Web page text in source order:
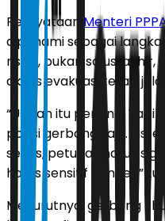
Pernyataan Menteri
dipahami sebagai
risiko, bukan solusi
akses evakuasi tetap
“Usulan itu penting.
posisi gerbong saja.
serius, petugas harus
harus sensitif gender,”
Menurutnya, gerbong